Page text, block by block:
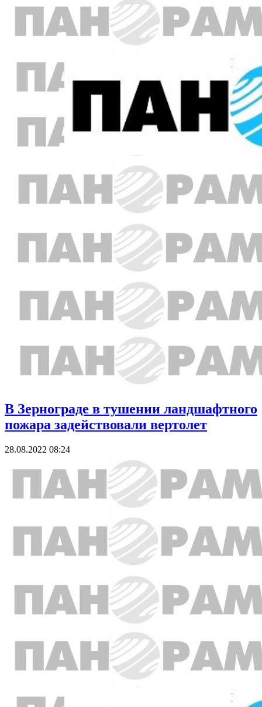
В Зернограде в тушении ландшафтного
пожара задействовали вертолет
28.08.2022 08:24